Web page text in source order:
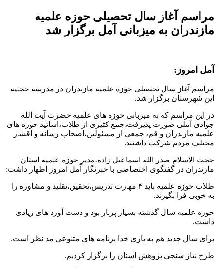
مراسم آغاز سال تحصیلی حوزه علمیه
مازندران به میزبانی آمل برگزار شد
آمل امروز:
مراسم آغاز سال تحصیلی حوزه علمیه مازندران در مدرسه حجتیه
این شهرستان برگزار شد.
در این مراسم که به میزبانی حوزه های علمیه حضرت آیت الله
جوادی آملی صورت پذیرفت،جمع کثیری از طلاب،اساتید حوزه های
علمیه مازندران و قم، جمعی از مسئولین،اصحاب رسانه و اقشار
مختلف مردم شرکت داشتند.
حجت الاسلام صدر الله اسماعیل زاده،مدیر حوزه علمیه استان
مازندران در گفتگوی اختصاصی با خبرنگار آمل امروز اظهار داشت:
طلاب حوزه علمیه باید ۴ مهارت تدریس،تحقیق،تقلید و مشاوره را
به خوبی فرا بگیرند.
حوزه علمیه سال گذشته بسیار پربار بود و دست آورد های زیادی
داشت.
برای سال جدید هم به یاری خدا برنامه های متنوعی مد نظر است.
طرح نیاز سنجی پژوهش استان را برگزار کردیم.